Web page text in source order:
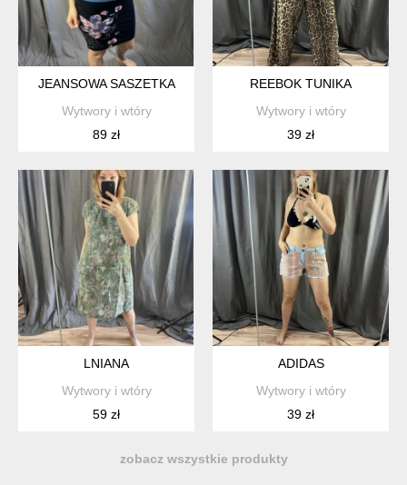
JEANSOWA SASZETKA
Wytwory i wtóry
89 zł
REEBOK TUNIKA
Wytwory i wtóry
39 zł
LNIANA
Wytwory i wtóry
59 zł
ADIDAS
Wytwory i wtóry
39 zł
zobacz wszystkie produkty